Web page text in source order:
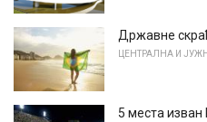
Државне
ЦЕНТРАЛНА И
5 места изван